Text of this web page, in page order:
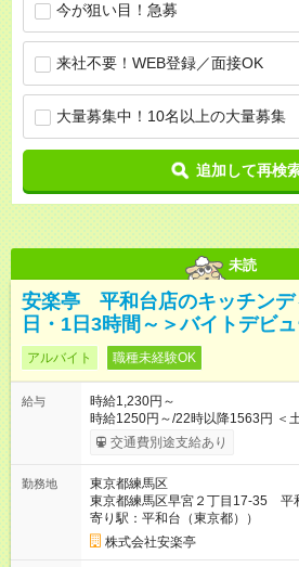
今が狙い目！急募
来社不要！WEB登録／面接OK
大量募集中！10名以上の大量募集
追加して再検
未読
安楽亭 平和台店のキッチン
日・1日3時間～＞バイトデビュ
アルバイト 職種未経験OK
給与
時給1,230円～
時給1250円～/22時以降1563円 ＜土日祝時給+70円＞ ※高校生
時給1230円 【試用期間】試用期間あり 試用期間の長さ：12ヶ
月 雇用形態、給与は本採用時と同
交通費別途支給あり
勤務地
東京都練馬区
東京都練馬区早宮２丁目17-35
寄り駅：平和台（東京都））
株式会社安楽亭